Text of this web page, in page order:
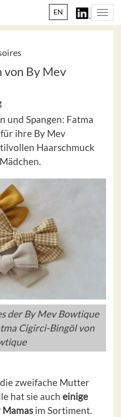
EN
von By Mev
und Spangen: Fatma
ihre By Mev
Haarschmuck
der By Mev Bowtique
Cigirci-Bingöl von
zweifache Mutter
hat sie auch einige
im Sortiment.